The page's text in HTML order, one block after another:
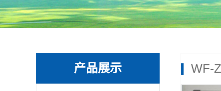
产品展示 WF-